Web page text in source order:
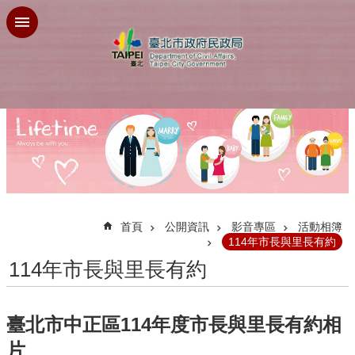
跳到主要內容區塊
首頁 公開資訊 影音專區
活動相簿
114年市長與里長有約
114年市長與里長有約
臺北市中正區114年度市長與里長有約相
片